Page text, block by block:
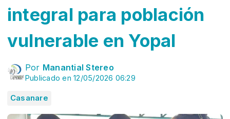
integral para población
vulnerable en Yopal
Por Manantial Stereo
Publicado en 12/05/2026 06:29
Casanare